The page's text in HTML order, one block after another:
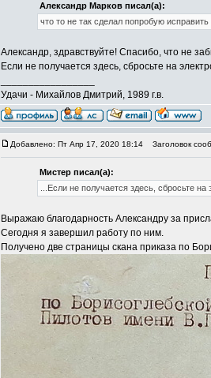
Александр Марков писал(а):
что то не так сделал попробую исправить
Александр, здравствуйте! Спасибо, что не
Если не получается здесь, сбросьте на
Удачи - Михайлов Дмитрий, 1989 г.в.
Добавлено: Пт Апр 17, 2020 18:14 Заголовок
Мистер писал(а):
...Если не получается здесь, сбросьте
Выражаю благодарность Александру за
Сегодня я завершил работу по ним.
Получено две страницы скана приказа по